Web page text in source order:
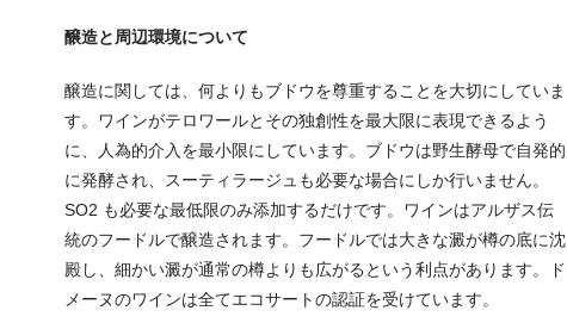
醸造と周辺環境について
醸造に関しては、何よりもブドウを尊重することを大切にしていま
す。ワインがテロワールとその独創性を最大限に表現できるよう
に、人為的介入を最小限にしています。ブドウは野生酵母で自発的
に発酵され、スーティラージュも必要な場合にしか行いません。
SO2 も必要な最低限のみ添加するだけです。ワインはアルザス伝
統のフードルで醸造されます。フードルでは大きな澱が樽の底に沈
殿し、細かい澱が通常の樽よりも広がるという利点があります。ド
メーヌのワインは全てエコサートの認証を受けています。